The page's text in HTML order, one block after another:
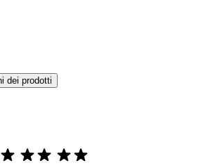
gestite da Bazaarvoice e sono conformi
e le classificazioni in stelle da parte degli
dei prodotti